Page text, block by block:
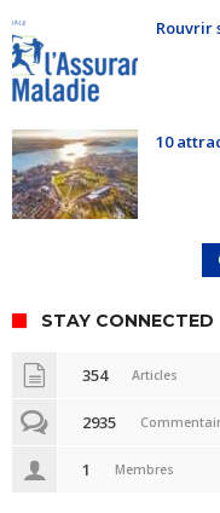
Rouvrir
10
STAY CONNECTED
354 Articles
2935
1 Membres